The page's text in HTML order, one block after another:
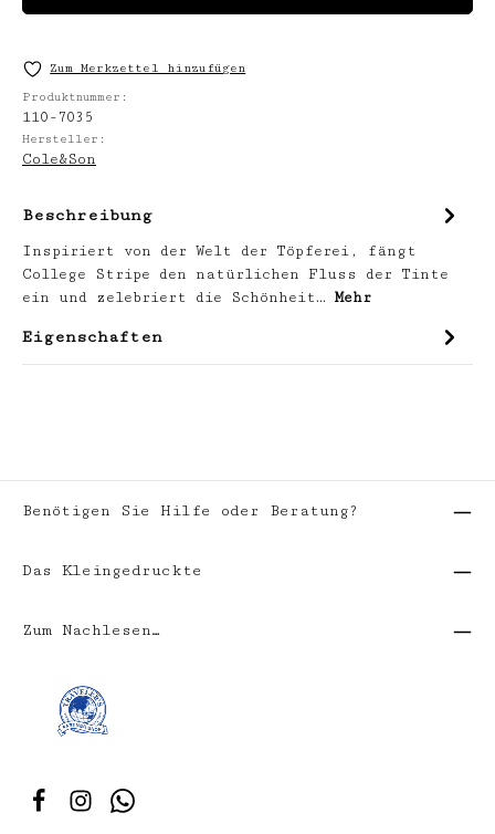
Zum Merkzettel hinzufügen
Produktnummer:
110-7035
Hersteller:
Cole&Son
Beschreibung
Inspiriert von der Welt der Töpferei, fängt
College Stripe den natürlichen Fluss der Tinte
ein und zelebriert die Schönheit… Mehr
Eigenschaften
Benötigen Sie Hilfe oder Beratung?
Das Kleingedruckte
Zum Nachlesen…